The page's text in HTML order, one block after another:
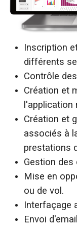
Inscription
différents
Contrôle
Création et
l'application
Création et
associés à
prestations
Gestion des
Mise en
ou de vol.
Interfaçage
Envoi